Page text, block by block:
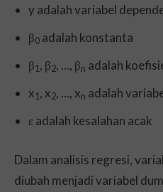
y adalah variabel
β0 adalah konstanta
β1, β2, …, βn adalah
x1, x2, …, xn adalah
ε adalah kesalahan acak
Dalam analisis regresi,
diubah menjadi variabel